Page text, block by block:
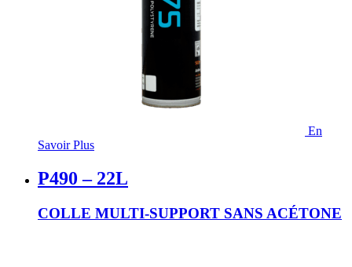
En
Savoir Plus
P490 – 22L
COLLE MULTI-SUPPORT SANS ACÉTONE